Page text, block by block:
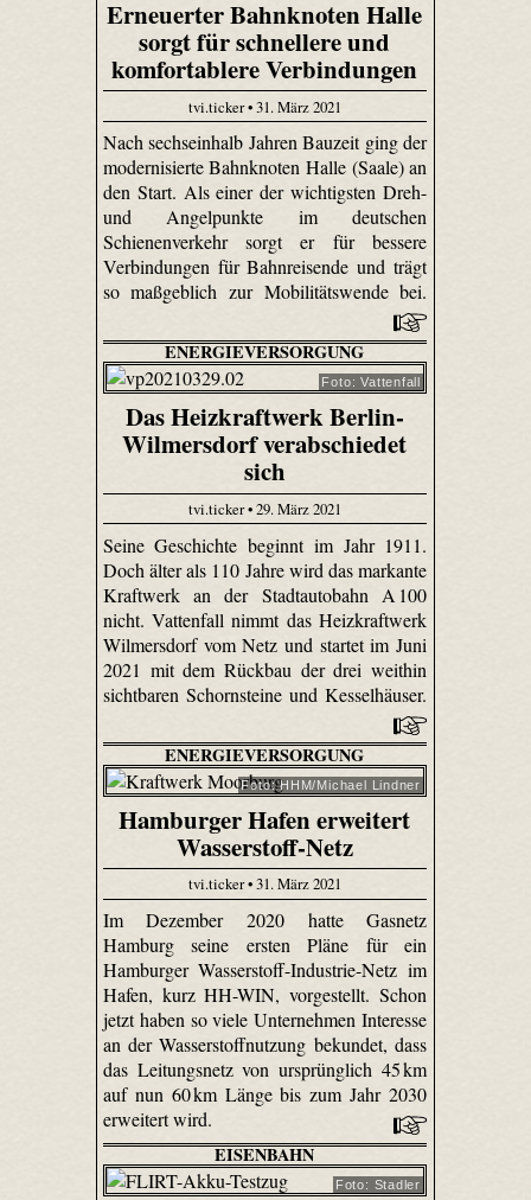
Erneuerter Bahnknoten Halle
sorgt für schnellere und
komfortablere Verbindungen
tvi.ticker • 31. März 2021
Nach sechseinhalb Jahren Bauzeit ging der
modernisierte Bahnknoten Halle (Saale) an
den Start. Als einer der wichtigsten Dreh-
und Angelpunkte im deutschen
Schienenverkehr sorgt er für bessere
Verbindungen für Bahnreisende und trägt
so maßgeblich zur Mobilitätswende bei.
ENERGIEVERSORGUNG
Foto: Vattenfall
Das Heizkraftwerk Berlin-
Wilmersdorf verabschiedet
sich
tvi.ticker • 29. März 2021
Seine Geschichte beginnt im Jahr 1911.
Doch älter als 110 Jahre wird das markante
Kraftwerk an der Stadtautobahn A 100
nicht. Vattenfall nimmt das Heizkraftwerk
Wilmersdorf vom Netz und startet im Juni
2021 mit dem Rückbau der drei weithin
sichtbaren Schornsteine und Kesselhäuser.
ENERGIEVERSORGUNG
Foto: HHM/Michael Lindner
Hamburger Hafen erweitert
Wasserstoff-Netz
tvi.ticker • 31. März 2021
Im Dezember 2020 hatte Gasnetz
Hamburg seine ersten Pläne für ein
Hamburger Wasserstoff-Industrie-Netz im
Hafen, kurz HH-WIN, vorgestellt. Schon
jetzt haben so viele Unternehmen Interesse
an der Wasserstoffnutzung bekundet, dass
das Leitungsnetz von ursprünglich 45 km
auf nun 60 km Länge bis zum Jahr 2030
erweitert wird.
EISENBAHN
Foto: Stadler